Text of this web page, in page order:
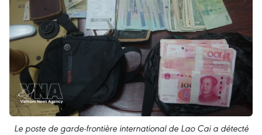
Le poste de garde-frontière international de Lao Cai a détecté